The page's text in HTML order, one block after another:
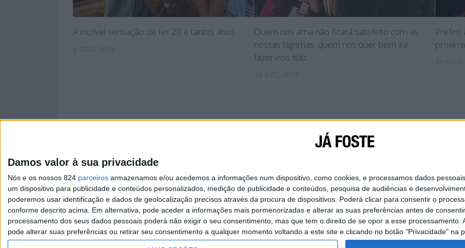
Damos valor à sua privacidade
Nós e os nossos 824 parceiros armazenamos e/ou acedemos a informações num dispositivo, como cookies, e processamos dados
um dispositivo para publicidade e conteúdos personalizados, medição de publicidade e conteúdos, pesquisa de audiências e
poderemos usar identificação e dados de geolocalização precisos através da procura de dispositivos. Poderá clicar para consentir o
conforme descrito acima. Em alternativa, pode aceder a informações mais pormenorizadas e alterar as suas preferências antes de
processamento dos seus dados pessoais poderá não exigir o seu consentimento, mas que tem o direito de se opor a esse
pode alterar suas preferências ou retirar seu consentimento a qualquer momento voltando a este site e clicando no botão "Privacidade" na
A incrível sensação de ter 20 e tantos anos.
Quem nos ama não ficará satisfeito com as
nossas lágrimas: quem nos quer bem irá
fazer-nos feliz.
Prefiro
Copyright © Já Foste. 2025